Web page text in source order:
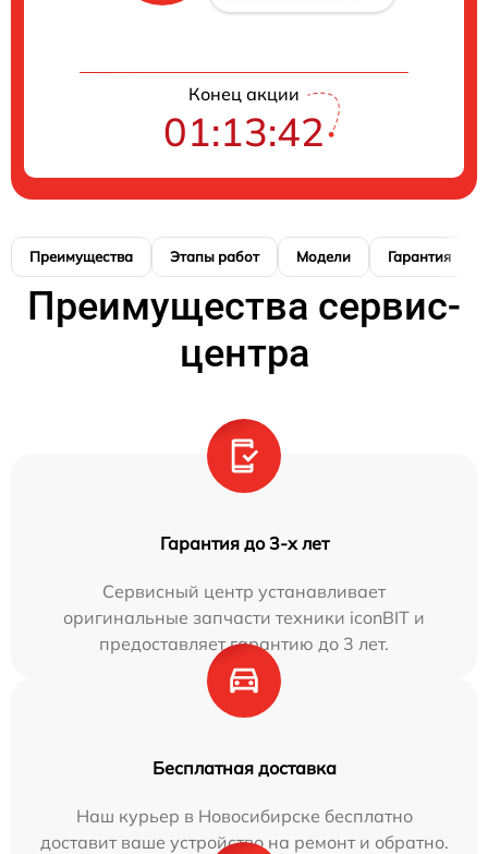
Конец акции
01:13:42
Преимущества Этапы работ Модели Гарантия
Преимущества сервис-
центра
Гарантия до 3-х лет
Сервисный центр устанавливает
оригинальные запчасти техники iconBIT и
предоставляет гарантию до 3 лет.
Бесплатная доставка
Наш курьер в Новосибирске бесплатно
доставит ваше устройство на ремонт и обратно.